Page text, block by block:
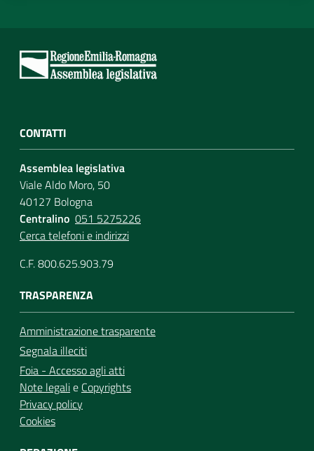
CONTATTI
Assemblea legislativa
Viale Aldo Moro, 50
40127 Bologna
Centralino 051 5275226
Cerca telefoni e indirizzi
C.F. 800.625.903.79
TRASPARENZA
Amministrazione trasparente
Segnala illeciti
Foia - Accesso agli atti
Note legalie Copyrights
Privacy policy
Cookies